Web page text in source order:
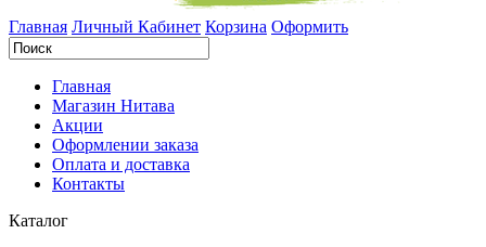
Главная Личный Кабинет Корзина Оформить
Главная
Магазин Нитава
Акции
Оформлении заказа
Оплата и доставка
Контакты
Каталог